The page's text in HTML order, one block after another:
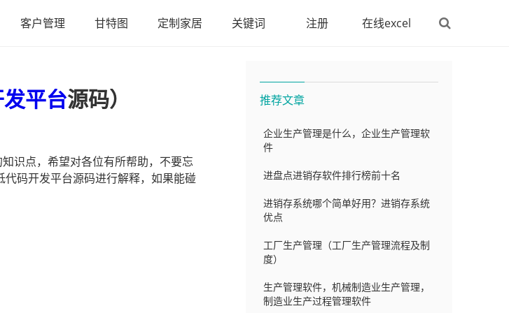
客户管理 甘特图 定制家居 关键词 注册 在线excel
平台源码）
识点，希望对各位有所帮助，不要忘
码开发平台源码进行解释，如果能碰
推荐文章
企业生产管理是什么，企业生产管理软
件
进盘点进销存软件排行榜前十名
进销存系统哪个简单好用？进销存系统
优点
工厂生产管理（工厂生产管理流程及制
度）
生产管理软件，机械制造业生产管理，
制造业生产过程管理软件